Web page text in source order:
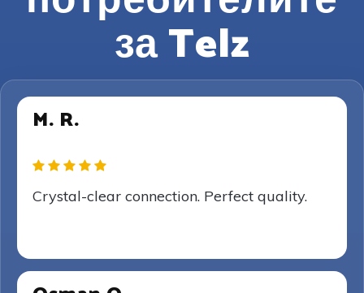
за Telz
M. R.
Crystal-clear connection. Perfect quality.